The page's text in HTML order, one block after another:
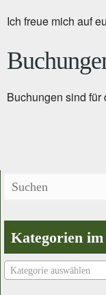
Ich freue mich auf
Buchungen sind für
Kategorien im
Kategorie auswählen